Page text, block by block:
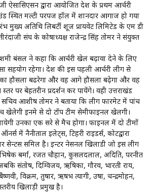
ऐसासिएसन द्वारा आयोजित देश के प्रथम आर्चरी
स्थित मल्टी परपज हॉल में शानदार आगाज हो गया
मुख्य अतिथि लिबर्टी शूज प्रायवेट लिमिटेड के एम डी
संघ के कोषाध्यक्ष राजेन्द्र सिंह तोमर ने संयुक्त
बंसल ने कहा कि आर्चरी खेल बढ़ावा देने के लिए
सहयोग रहेगा। देश की इस पहली आर्चरी लीग से
का हौसला बढरेगा और वह आगे हौसला बढ़ेगा और वह
स्तर पर बेहतरीन प्रदर्शन कर पायेंगे। वही उत्तराखंड
आशीष तोमर ने बताया कि लीग फारमेट में पांच
खेलेगी इनमे से दो टॉप टीम सेमीफाइनल खेलगी।
उनका एक दूसरे से मैच होगा। फाइनल में दो टीमों
में नैनीताल इलेट्स, टिहरी राइडर्स, कोटद्वारा
सेन्टस समिल है। इन्टर नेसनल खिलाडी जो इस लीग
बर्मा, रजत चौहान, कुसलदलाल, अदिति, परनीत
संतोष, दिग्विजय, ऋषिका, गौरव, भारती राय,
विक्रम, तुषार, ऋषभ त्यागी, उषा, चन्द्रमोहन,
खिलाड़ी प्रमुख है।